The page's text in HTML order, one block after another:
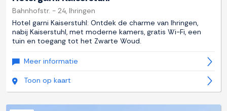
Bahnhofstr. - 24, Ihringen
Hotel garni Kaiserstuhl: Ontdek de charme van Ihringen,
nabij Kaiserstuhl, met moderne kamers, gratis Wi-Fi, een
tuin en toegang tot het Zwarte Woud.
Meer informatie
Toon op kaart